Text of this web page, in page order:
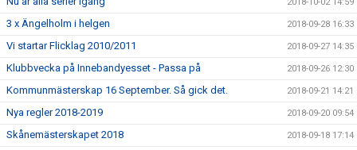
3 x Ängelholm i helgen 2018-09-28 16:33
Vi startar Flicklag 2010/2011 2018-09-27 14:35
Klubbvecka på Innebandyesset - Passa på 2018-09-26 12:30
Kommunmästerskap 16 September. Så gick det. 2018-09-21 14:21
Nya regler 2018-2019 2018-09-20 09:54
Skånemästerskapet 2018 2018-09-18 17:14